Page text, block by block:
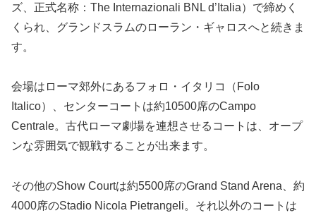
ズ、正式名称：The Internazionali BNL d’Italia）で締めく
くられ、グランドスラムのローラン・ギャロスへと続きま
す。
会場はローマ郊外にあるフォロ・イタリコ（Folo
Italico）、センターコートは約10500席のCampo
Centrale。古代ローマ劇場を連想させるコートは、オープ
ンな雰囲気で観戦することが出来ます。
その他のShow Courtは約5500席のGrand Stand Arena、約
4000席のStadio Nicola Pietrangeli。それ以外のコートは